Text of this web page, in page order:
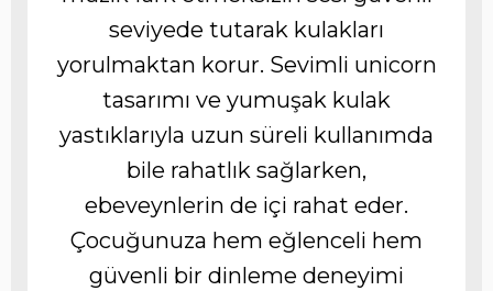
seviyede tutarak kulakları
yorulmaktan korur. Sevimli unicorn
tasarımı ve yumuşak kulak
yastıklarıyla uzun süreli kullanımda
bile rahatlık sağlarken,
ebeveynlerin de içi rahat eder.
Çocuğunuza hem eğlenceli hem
güvenli bir dinleme deneyimi